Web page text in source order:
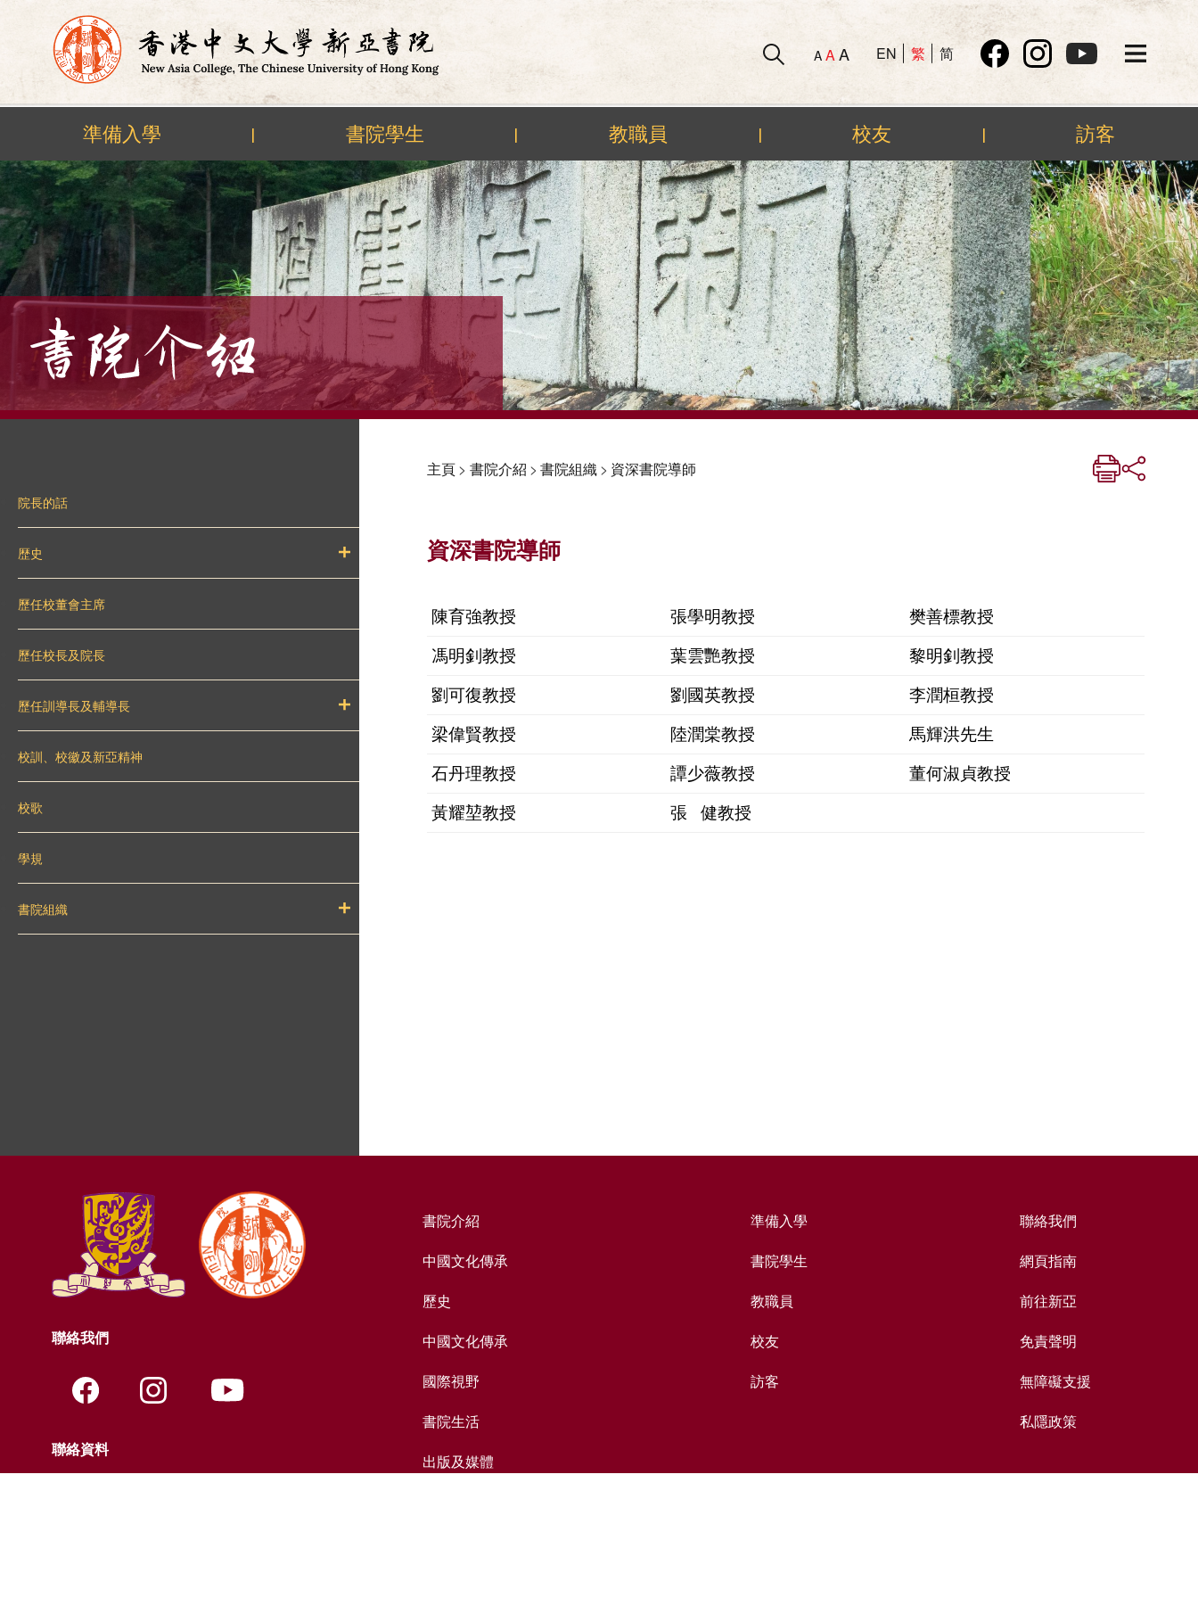
Skip
to
content
A AA EN 繁 简
準備入學 | 書院學生 | 教職員 | 校友 | 訪客
院長的話
歴史
歷任校董會主席
歷任校長及院長
歷任訓導長及輔導長
校訓、校徽及新亞精神
校歌
學規
書院組織
主頁> 書院介紹 > 書院組織> 資深書院導師
資深書院導師
陳育強教授 張學明教授 樊善標教授
馮明釗教授 葉雲艷教授 黎明釗教授
劉可復教授 劉國英教授 李潤桓教授
梁偉賢教授 陸潤棠教授 馬輝洪先生
石丹理教授 譚少薇教授 董何淑貞教授
黃耀堃教授 張 健教授
聯絡我們
聯絡資料
書院介紹
中國文化傳承
歷史
中國文化傳承
國際視野
書院生活
出版及媒體
準備入學
書院學生
教職員
校友
訪客
聯絡我們
網頁指南
前往新亞
免責聲明
無障礙支援
私隱政策